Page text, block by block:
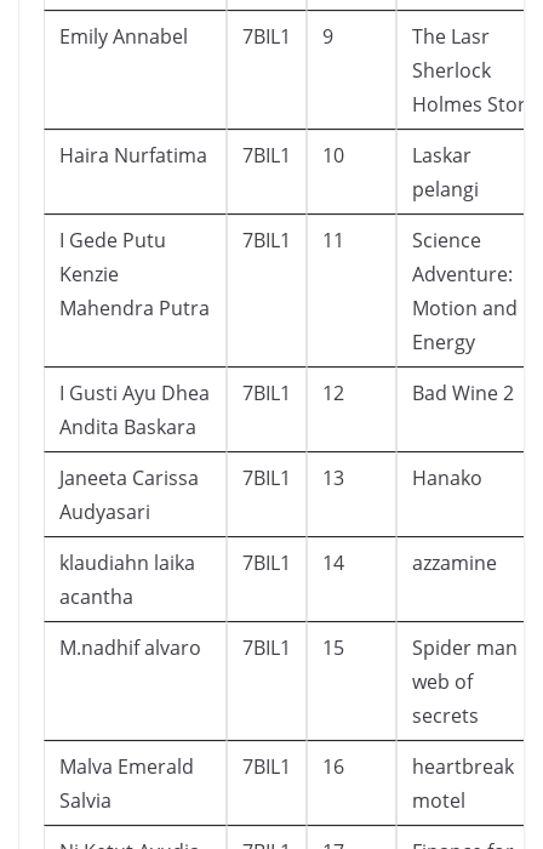
Emily Annabel
7BIL1 9
The Lasr
Sherlock
Holmes Story
Haira Nurfatima
7BIL1 10
Laskar
pelangi
I Gede Putu
Kenzie
Mahendra Putra
7BIL1 11
Science
Adventure:
Motion and
Energy
I Gusti Ayu Dhea
Andita Baskara
7BIL1 12 Bad Wine 2
Janeeta Carissa
Audyasari
7BIL1 13 Hanako
klaudiahn laika
acantha
7BIL1 14 azzamine
M.nadhif alvaro 7BIL1 15
Spider man
web of
secrets
Malva Emerald
Salvia
7BIL1 16
heartbreak
motel